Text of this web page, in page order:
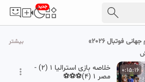
جدید
فوتبال 2026» بیشتر
خلاصه بازی آرژانتین 3-2
کیپ ورد: نجات معجزه وار
⚽⚽⚽
Gamegt
0:15:16
خلاصه بازی استرالیا 1 (2) -
مصر 1 (4)⚽⚽⚽